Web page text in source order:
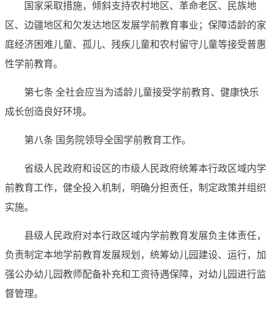
国家采取措施，倾斜支持农村地区、革命老区、民族地
区、边疆地区和欠发达地区发展学前教育事业；保障适龄的家
庭经济困难儿童、孤儿、残疾儿童和农村留守儿童等接受普惠
性学前教育。
第七条 全社会应当为适龄儿童接受学前教育、健康快乐
成长创造良好环境。
第八条 国务院领导全国学前教育工作。
省级人民政府和设区的市级人民政府统筹本行政区域内学
前教育工作，健全投入机制，明确分担责任，制定政策并组织
实施。
县级人民政府对本行政区域内学前教育发展负主体责任，
负责制定本地学前教育发展规划，统筹幼儿园建设、运行，加
强公办幼儿园教师配备补充和工资待遇保障，对幼儿园进行监
督管理。